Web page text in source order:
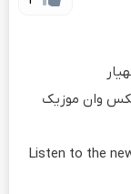
وان موزیک
Listen to the